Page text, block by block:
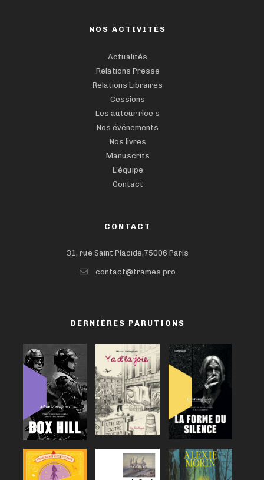
NOS ACTIVITÉS
Actualités
Relations Presse
Relations Libraires
Cessions
Les auteur·rice·s
Nos événements
Nos livres
Manuscrits
L’équipe
Contact
CONTACT
31, rue Saint Placide,75006 Paris
contact@trames.pro
DERNIÈRES PARUTIONS